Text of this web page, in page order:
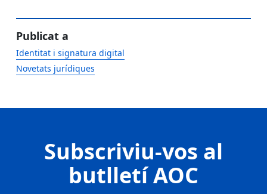
Publicat a
Identitat i signatura digital
Novetats jurídiques
Subscriviu-vos al
butlletí AOC